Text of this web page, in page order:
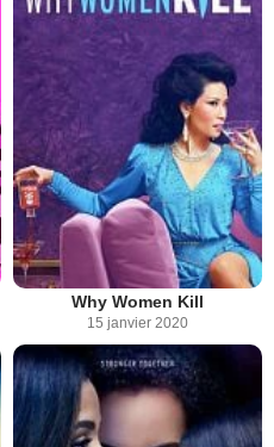
Why Women Kill
15 janvier 2020